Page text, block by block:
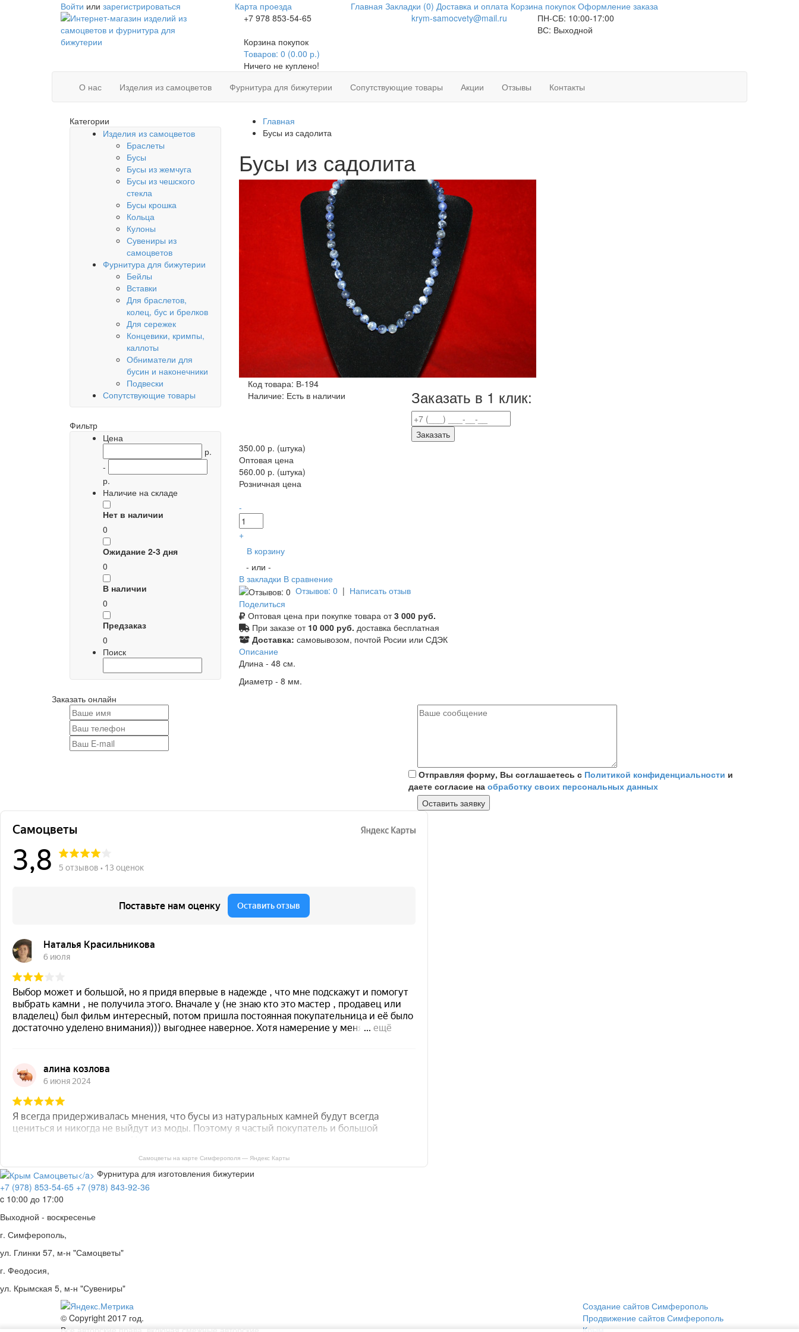
Войти или зарегистрироваться Карта проезда Главная Закладки (0) Доставка и оплата Корзина покупок Оформление заказа
+7 978 853-54-65
krym-samocvety@mail.ru
ПН-СБ: 10:00-17:00
ВС: Выходной
Корзина покупок
Товаров: 0 (0.00 р.)
Ничего не куплено!
О нас
Изделия из самоцветов Фурнитура для бижутерии Сопутствующие товары Акции Отзывы Контакты
Категории
Изделия из самоцветов
Браслеты
Бусы
Бусы из жемчуга
Бусы из чешского
стекла
Бусы крошка
Кольца
Кулоны
Сувениры из
самоцветов
Фурнитура для бижутерии
Бейлы
Вставки
Для браслетов,
колец, бус и брелков
Для сережек
Концевики, кримпы,
каллоты
Обниматели для
бусин и наконечники
Подвески
Сопутствующие товары
Фильтр
Цена
р.
-
р.
Наличие на складе
Нет в наличии
0
Ожидание 2-3 дня
0
В наличии
0
Предзаказ
0
Поиск
Главная
Бусы из садолита
Бусы из садолита
Код товара: В-194
Наличие: Есть в наличии Заказать в 1 клик:
Заказать
350.00 р. (штука)
Оптовая цена
560.00 р. (штука)
Розничная цена
-
+
В корзину
- или -
В закладки В сравнение
Отзывов: 0 | Написать отзыв
Поделиться
Оптовая цена при покупке товара от3 000 руб.
При заказе от 10 000 руб. доставка бесплатная
Доставка: самовывозом, почтой Росии или СДЭК
Описание
Длина - 48 см.
Диаметр - 8 мм.
Заказать онлайн
Отправляя форму, Вы соглашаетесь с Политикой конфиденциальности и
даете согласие на обработку своих персональных данных
Самоцветы на карте Симферополя — Яндекс Карты
Фурнитура для изготовления бижутерии
+7 (978) 853-54-65 +7 (978) 843-92-36
c 10:00 до 17:00
Выходной - воскресенье
г. Симферополь,
ул. Глинки 57, м-н "Самоцветы"
г. Феодосия,
ул. Крымская 5, м-н "Сувениры"
© Copyright 2017 год.
Все авторские права, включая смежные авторские,
Создание сайтов Симферополь
Продвижение сайтов Симферополь
Крым